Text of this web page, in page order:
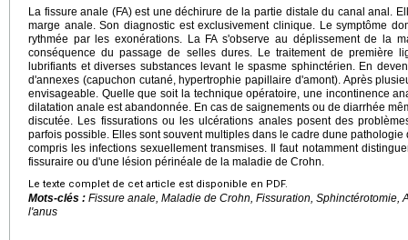
La fissure anale (FA) est une déchirure de la partie distale du canal anal.
marge anale. Son diagnostic est exclusivement clinique. Le symptôme
rythmée par les exonérations. La FA s'observe au déplissement de la
conséquence du passage de selles dures. Le traitement de première
lubrifiants et diverses substances levant le spasme sphinctérien. En
d'annexes (capuchon cutané, hypertrophie papillaire d'amont). Après
envisageable. Quelle que soit la technique opératoire, une incontinence
dilatation anale est abandonnée. En cas de saignements ou de diarrhée
discutée. Les fissurations ou les ulcérations anales posent des
parfois possible. Elles sont souvent multiples dans le cadre dune
compris les infections sexuellement transmises. Il faut notamment
fissuraire ou d'une lésion périnéale de la maladie de Crohn.
Le texte complet de cet article est disponible en PDF.
Mots-clés : Fissure anale, Maladie de Crohn, Fissuration, Sphinctérotomie,
l'anus